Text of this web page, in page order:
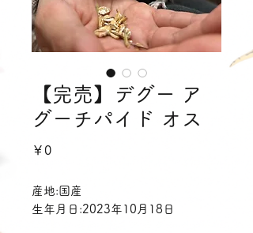
【完売】デグー ア
グーチパイド オス
￥0価
産地:国産
生年月日:2023年10月18日